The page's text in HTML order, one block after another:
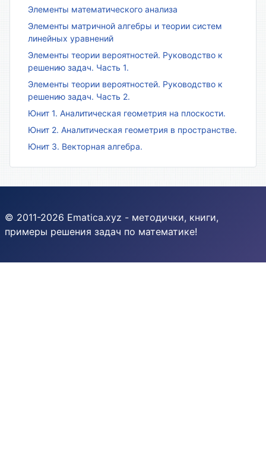
Элементы математического анализа
Элементы матричной алгебры и теории систем
линейных уравнений
Элементы теории вероятностей. Руководство к
решению задач. Часть 1.
Элементы теории вероятностей. Руководство к
решению задач. Часть 2.
Юнит 1. Аналитическая геометрия на плоскости.
Юнит 2. Аналитическая геометрия в пространстве.
Юнит 3. Векторная алгебра.
© 2011-2026 Ematica.xyz - методички, книги,
примеры решения задач по математике!